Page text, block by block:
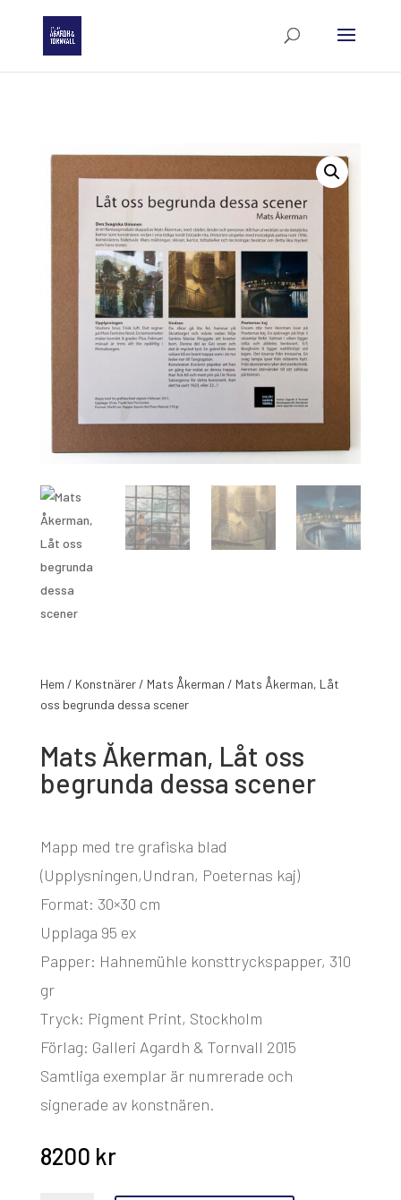
Hem / Konstnärer/ Mats Åkerman / Mats Åkerman, Låt
oss begrunda dessa scener
Mats Åkerman, Låt oss
begrunda dessa scener
Mapp med tre grafiska blad
(Upplysningen,Undran, Poeternas kaj)
Format: 30×30 cm
Upplaga 95 ex
Papper: Hahnemühle konsttryckspapper, 310
gr
Tryck: Pigment Print, Stockholm
Förlag: Galleri Agardh & Tornvall 2015
Samtliga exemplar är numrerade och
signerade av konstnären.
8200 kr